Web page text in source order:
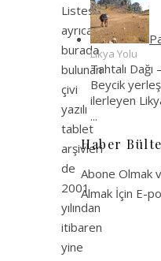
Listesinde”,
ayrıca
burada
bulunan
çivi
yazılı
tablet
arşivleri
de
2001
yılından
itibaren
yine
Likya Yolu
Tahtalı
Beycik
ilerleyen
...
Haber
Abone Olmak
Almak İçin E-